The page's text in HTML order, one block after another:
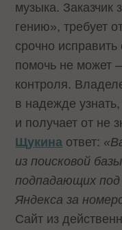
музыка. Заказчик
гению», требует
срочно
помочь не может
контроля.
в надежде
и получает от не
Щукина ответ:
из поисковой
подпадающих под
Яндекса за
Сайт из